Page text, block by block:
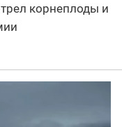
корнеплоды и